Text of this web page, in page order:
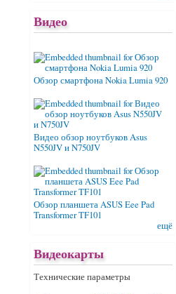
Видео
Обзор смартфона Nokia Lumia 920
Видео обзор ноутбуков Asus
N550JV и N750JV
Обзор планшета ASUS Eee Pad
Transformer TF101
ещё
Видеокарты
Технические параметры